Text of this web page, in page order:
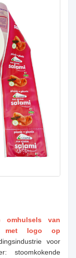
omhulsels van
met logo op
voor
stoomkokende